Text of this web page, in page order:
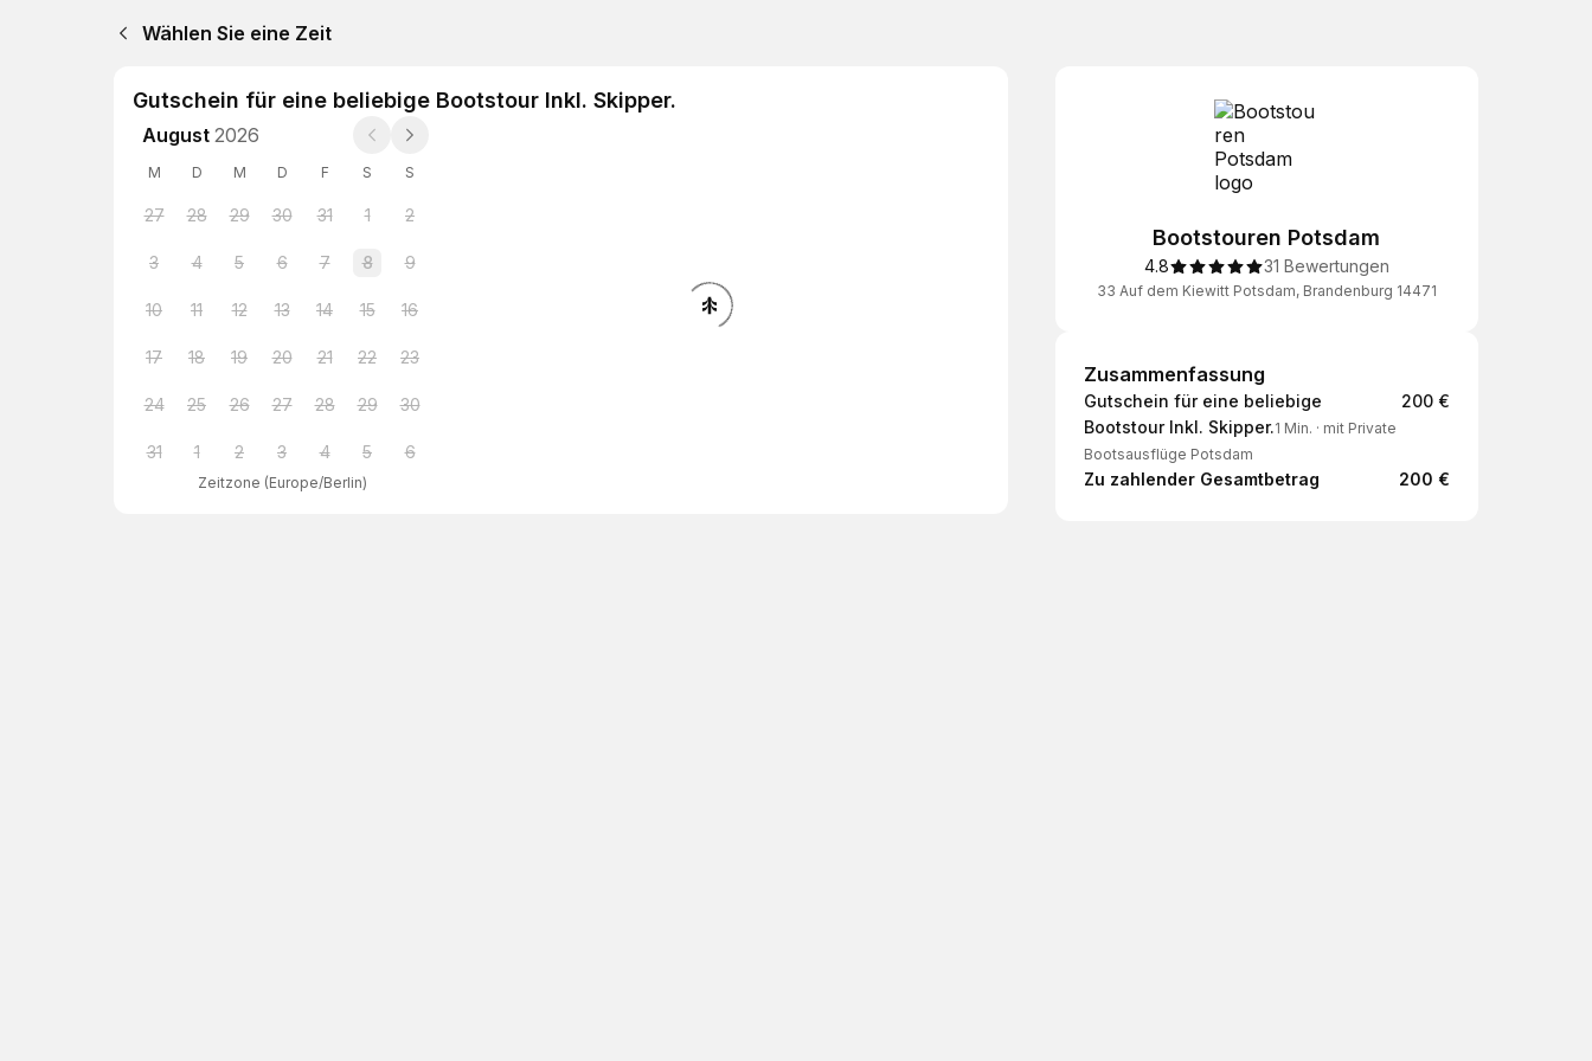
Wählen Sie eine Zeit
Gutschein für eine beliebige Bootstour Inkl. Skipper.
August 2026
M D M D F S S
27 28 29 30 31 1 2
3 4 5 6 7 8 9
10 11 12 13 14 15 16
17 18 19 20 21 22 23
24 25 26 27 28 29 30
31 1 2 3 4 5 6
Zeitzone (Europe/Berlin)
Bootstouren Potsdam
4.8 31 Bewertungen
33 Auf dem Kiewitt Potsdam, Brandenburg 14471
Zusammenfassung
Zusammenfassung
Gutschein für eine beliebige
Bootstour Inkl. Skipper.1 Min. · mit Private
Bootsausflüge Potsdam
200 €
Zu zahlender Gesamtbetrag 200 €